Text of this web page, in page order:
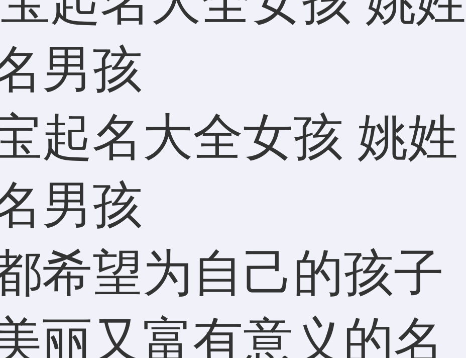
起名大全女孩 姚姓
男孩
希望为自己的孩子
丽又富有意义的名